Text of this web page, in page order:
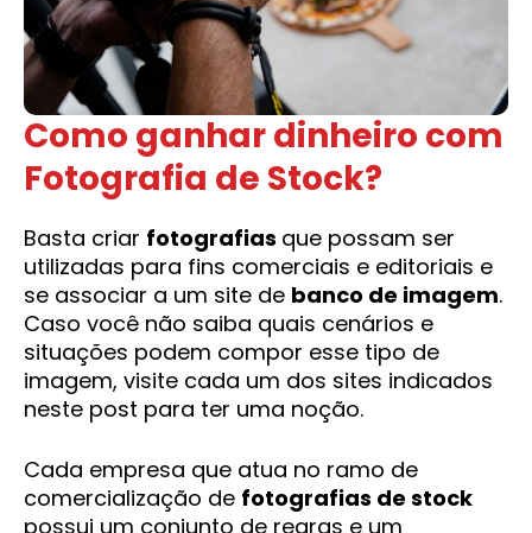
Como ganhar dinheiro com
Fotografia de Stock?
Basta criar fotografias que possam ser
utilizadas para fins comerciais e editoriais e
se associar a um site de banco de imagem.
Caso você não saiba quais cenários e
situações podem compor esse tipo de
imagem, visite cada um dos sites indicados
neste post para ter uma noção.
Cada empresa que atua no ramo de
comercialização de fotografias de stock
possui um conjunto de regras e um